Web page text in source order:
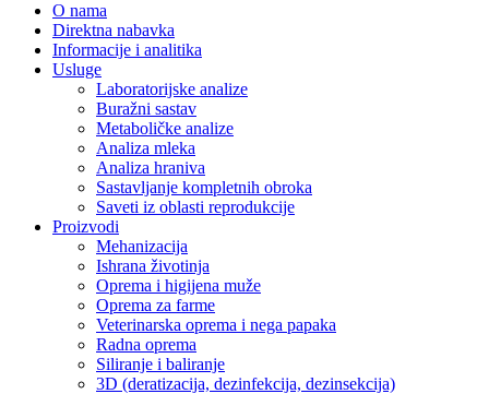
O nama
Direktna nabavka
Informacije i analitika
Usluge
Laboratorijske analize
Buražni sastav
Metaboličke analize
Analiza mleka
Analiza hraniva
Sastavljanje kompletnih obroka
Saveti iz oblasti reprodukcije
Proizvodi
Mehanizacija
Ishrana životinja
Oprema i higijena muže
Oprema za farme
Veterinarska oprema i nega papaka
Radna oprema
Siliranje i baliranje
3D (deratizacija, dezinfekcija, dezinsekcija)